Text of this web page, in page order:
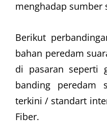
menghadap sumber
Berikut
bahan peredam
di pasaran seperti
banding peredam
terkini / standart
Fiber.